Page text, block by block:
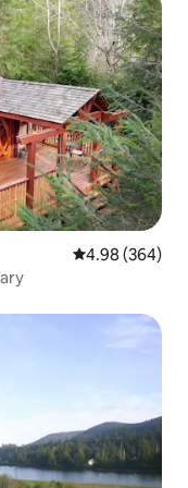
Ukadiriaji wa
4.98 (364)